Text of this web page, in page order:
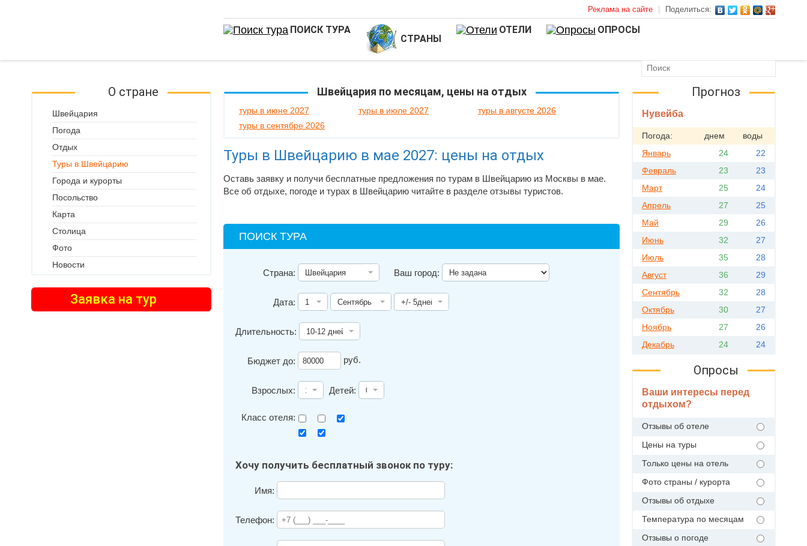
Реклама на сайте Поделиться:
ПОИСК ТУРА
СТРАНЫ
ОТЕЛИ ОПРОСЫ
Швейцария по месяцам, цены на отдых
туры в июне 2027 туры в июле 2027
туры в августе 2026
туры в сентябре 2026
Туры в Швейцарию в мае 2027: цены на отдых
Оставь заявку и получи бесплатные предложения по турам в Швейцарию из Москвы в мае.
Все об отдыхе, погоде и турах в Швейцарию читайте в разделе отзывы туристов.
ПОИСК ТУРА
Страна: Ваш город:
Дата:
Длительность:
Бюджет до: руб.
Взрослых: Детей:
Класс отеля:
Хочу получить бесплатный звонок по туру:
Имя:
Телефон:
О стране
Швейцария
Погода
Отдых
Туры в Швейцарию
Города и курорты
Посольство
Карта
Столица
Фото
Новости
Заявка на тур
Прогноз
Нувейба
Погода: днем
воды
Январь
24
22
Февраль
23
23
Март
25
24
Апрель
27
25
Май
29
26
Июнь
32
27
Июль
35
28
Август
36
29
Сентябрь
32
28
Октябрь
30
27
Ноябрь
27
26
Декабрь
24 24
Опросы
Ваши интересы перед
отдыхом?
Отзывы об отеле
Цены на туры
Только цены на отель
Фото страны / курорта
Отзывы об отдыхе
Температура по месяцам
Отзывы о погоде